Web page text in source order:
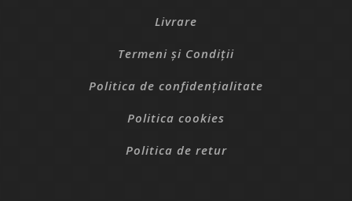
Livrare
Termeni și Condiții
Politica de confidențialitate
Politica cookies
Politica de retur